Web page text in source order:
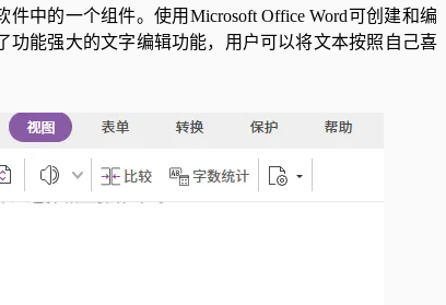
中的一个组件。使用Microsoft Office Word可创建和编
功能强大的文字编辑功能，用户可以将文本按照自己喜